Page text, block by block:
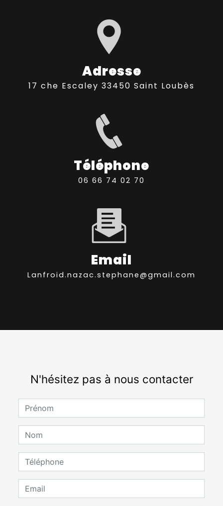
Adresse
17 che Escaley 33450 Saint Loubès
Téléphone
06 66 74 02 70
Email
lanfroid.nazac.stephane@gmail.com
N'hésitez pas à nous contacter